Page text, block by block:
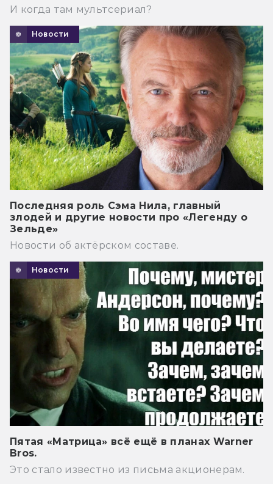
И когда там мультсериал?
Новости
Последняя роль Сэма Нила, главный
злодей и другие новости про «Легенду о
Зельде»
Новости об актёрском составе.
Новости
Пятая «Матрица» всё ещё в планах Warner
Bros.
Это стало известно из письма акционерам.